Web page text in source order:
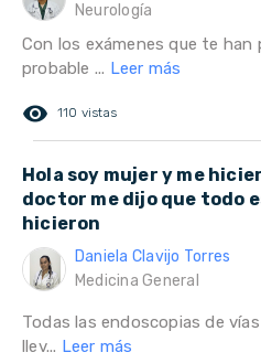
Neurología
Con los exámenes que te
probable ... Leer más
remove_red_eye 110 vistas
Hola soy mujer y me
doctor me dijo que todo
hicieron
Daniela Clavijo Torres
Medicina General
Todas las endoscopias de
llev... Leer más